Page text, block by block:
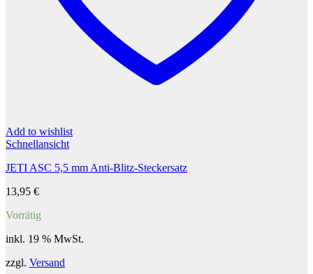
Add to wishlist
Schnellansicht
JETI ASC 5,5 mm Anti-Blitz-Steckersatz
13,95 €
Vorrätig
inkl. 19 % MwSt.
zzgl. Versand